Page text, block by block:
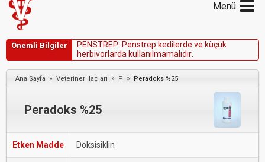
Menü
Önemli Bilgiler PENSTREP: Penstrep kedi erde ve küçük
herbivorarda ku anı mama ıdır
Ana Sayfa » Veteriner İlaçları » P » Peradoks %25
Peradoks %25
Etken Madde Doksisiklin